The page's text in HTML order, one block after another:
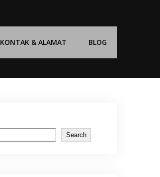
KONTAK & ALAMAT BLOG
Search